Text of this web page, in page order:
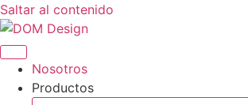
Saltar al contenido
Nosotros
Productos